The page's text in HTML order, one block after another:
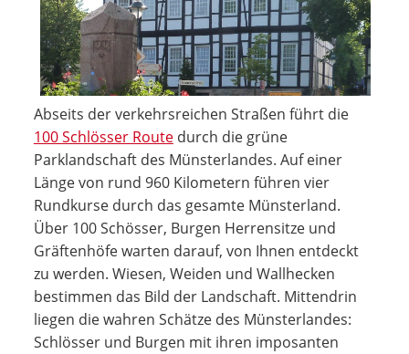
Abseits der verkehrsreichen Straßen führt die
100 Schlösser Routedurch die grüne
Parklandschaft des Münsterlandes. Auf einer
Länge von rund 960 Kilometern führen vier
Rundkurse durch das gesamte Münsterland.
Über 100 Schösser, Burgen Herrensitze und
Gräftenhöfe warten darauf, von Ihnen entdeckt
zu werden. Wiesen, Weiden und Wallhecken
bestimmen das Bild der Landschaft. Mittendrin
liegen die wahren Schätze des Münsterlandes:
Schlösser und Burgen mit ihren imposanten